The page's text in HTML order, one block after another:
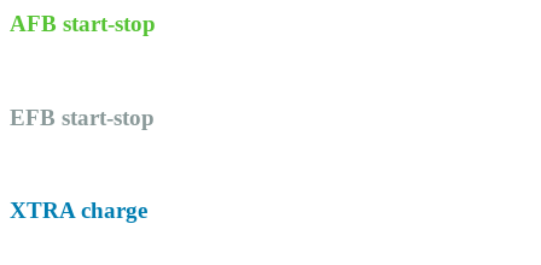
AFB start-stop
EFB start-stop
XTRA charge